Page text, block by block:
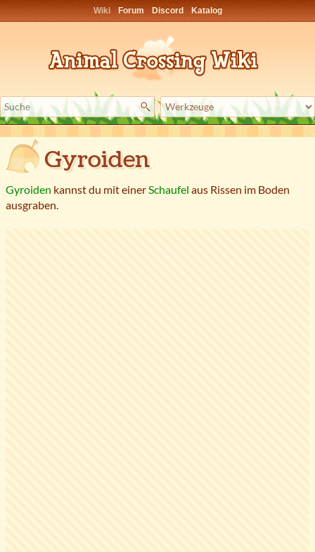
Wiki Forum Discord Katalog
Gyroiden
Gyroiden kannst du mit einerSchaufel aus Rissen im Boden
ausgraben.